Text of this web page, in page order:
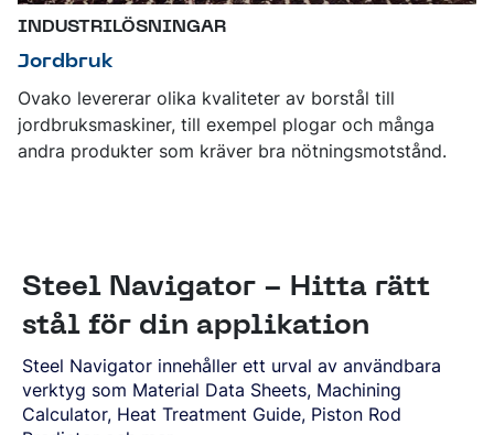
INDUSTRILÖSNINGAR
Jordbruk
Ovako levererar olika kvaliteter av borstål till
jordbruksmaskiner, till exempel plogar och många
andra produkter som kräver bra nötningsmotstånd.
Steel Navigator - Hitta rätt
stål för din applikation
Steel Navigator innehåller ett urval av användbara
verktyg som Material Data Sheets, Machining
Calculator, Heat Treatment Guide, Piston Rod